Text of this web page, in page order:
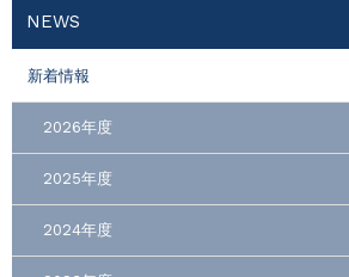
NEWS
新着情報
2026年度
2025年度
2024年度